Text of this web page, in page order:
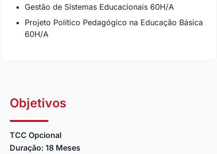
Gestão de Sistemas Educacionais 60H/A
Projeto Político Pedagógico na Educação Básica
60H/A
Objetivos
TCC Opcional
Duração: 18 Meses